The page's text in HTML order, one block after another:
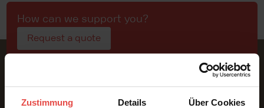
Zustimmung Details Über Cookies
How can we support you?
Request a quote